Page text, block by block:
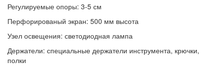
Регулируемые опоры: 3-5 см
Перфорированый экран: 500 мм высота
Узел освещения: светодиодная лампа
Держатели: специальные держатели инструмента, крючки,
полки